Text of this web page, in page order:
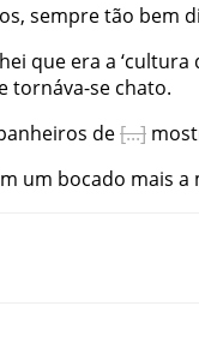
, sempretão bem
que era a ‘cultura
tornáva-se chato.
de
um bocado mais a